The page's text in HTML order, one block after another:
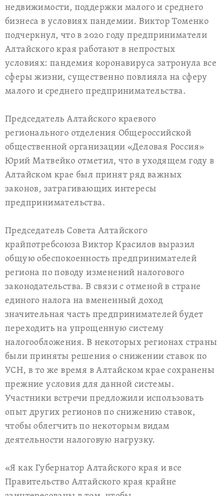
недвижимости, поддержки малого и среднего
бизнеса в условиях пандемии. Виктор Томенко
подчеркнул, что в 2020 году предприниматели
Алтайского края работают в непростых
условиях: пандемия коронавируса затронула все
сферы жизни, существенно повлияла на сферу
малого и среднего предпринимательства.
Председатель Алтайского краевого
регионального отделения Общероссийской
общественной организации «Деловая Россия»
Юрий Матвейко отметил, что в уходящем году в
Алтайском крае был принят ряд важных
законов, затрагивающих интересы
предпринимательства.
Председатель Совета Алтайского
крайпотребсоюза Виктор Красилов выразил
общую обеспокоенность предпринимателей
региона по поводу изменений налогового
законодательства. В связи с отменой в стране
единого налога на вмененный доход
значительная часть предпринимателей будет
переходить на упрощенную систему
налогообложения. В некоторых регионах страны
были приняты решения о снижении ставок по
УСН, в то же время в Алтайском крае сохранены
прежние условия для данной системы.
Участники встречи предложили использовать
опыт других регионов по снижению ставок,
чтобы облегчить по некоторым видам
деятельности налоговую нагрузку.
«Я как Губернатор Алтайского края и все
Правительство Алтайского края крайне